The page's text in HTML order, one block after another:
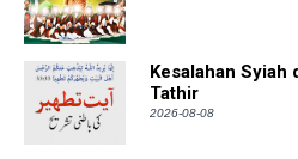
Kesalahan Syiah
Tathir
2026-08-08